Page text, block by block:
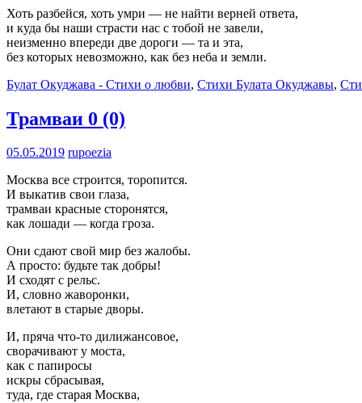
Хоть разбейся, хоть умри — не найти верней ответа,
и куда бы наши страсти нас с тобой не завели,
неизменно впереди две дороги — та и эта,
без которых невозможно, как без неба и земли.
Булат Окуджава - Стихи о любви, Стихи Булата Окуджавы,
Трамваи 0 (0)
05.05.2019 rupoezia
Москва все строится, торопится.
И выкатив свои глаза,
трамваи красные сторонятся,
как лошади — когда гроза.
Они сдают свой мир без жалобы.
А просто: будьте так добры!
И сходят с рельс.
И, словно жаворонки,
влетают в старые дворы.
И, пряча что-то дилижансовое,
сворачивают у моста,
как с папиросы
искры сбрасывая,
туда, где старая Москва,